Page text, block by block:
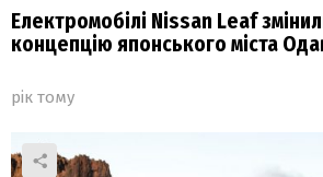
Електромобілі Nissan Leaf
концепцію японського міста
рік тому